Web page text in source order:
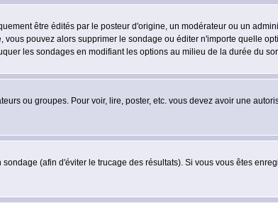
être édités par le posteur d'origine, un modérateur ou un
pouvez alors supprimer le sondage ou éditer n'importe quelle
les sondages en modifiant les options au milieu de la durée du
ou groupes. Pour voir, lire, poster, etc. vous devez avoir une
(afin d'éviter le trucage des résultats). Si vous vous êtes